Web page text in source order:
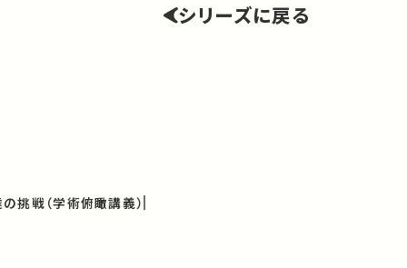
シリーズに戻る
挑戦（学術俯瞰講義）